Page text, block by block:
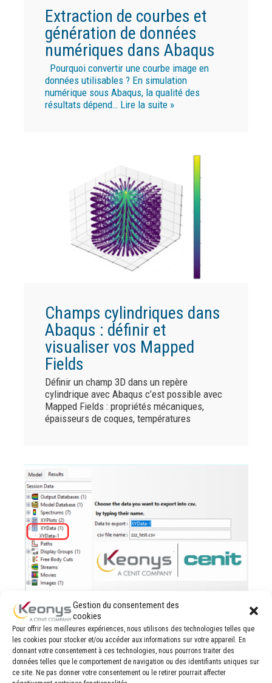
Gestion du consentement des
cookies
Pour offrir les meilleures expériences, nous utilisons des technologies telles que
les cookies pour stocker et/ou accéder aux informations sur votre appareil. En
donnant votre consentement à ces technologies, nous pourrons traiter des
données telles que le comportement de navigation ou des identifiants uniques sur
ce site. Ne pas donner votre consentement ou le retirer pourrait affecter
Extraction de courbes et
génération de données
numériques dans Abaqus
Pourquoi convertir une courbe image en
données utilisables ? En simulation
numérique sous Abaqus, la qualité des
résultats dépend… Lire la suite »
Champs cylindriques dans
Abaqus : définir et
visualiser vos Mapped
Fields
Définir un champ 3D dans un repère
cylindrique avec Abaqus c’est possible avec
Mapped Fields : propriétés mécaniques,
épaisseurs de coques, températures
Exporter facilement vos
courbes Abaqus au format
CSV grâce à un plug-in
Nous proposons un plug-in Abaqus